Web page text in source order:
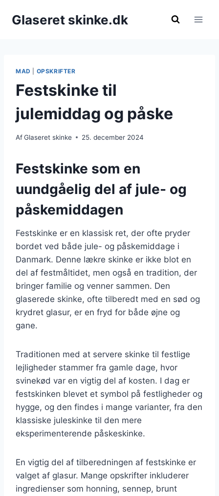
Glaseret skinke.dk
MAD OPSKRIFTER
Festskinke til
julemiddag og påske
AfGlaseret skinke 25. december 2024
Festskinke som en
uundgåelig del af jule- og
påskemiddagen
Festskinke er en klassisk ret, der ofte pryder
bordet ved både jule- og påskemiddage i
Danmark. Denne lækre skinke er ikke blot en
del af festmåltidet, men også en tradition, der
bringer familie og venner sammen. Den
glaserede skinke, ofte tilberedt med en sød og
krydret glasur, er en fryd for både øjne og
gane.
Traditionen med at servere skinke til festlige
lejligheder stammer fra gamle dage, hvor
svinekød var en vigtig del af kosten. I dag er
festskinken blevet et symbol på festligheder og
hygge, og den findes i mange varianter, fra den
klassiske juleskinke til den mere
eksperimenterende påskeskinke.
En vigtig del af tilberedningen af festskinke er
valget af glasur. Mange opskrifter inkluderer
ingredienser som honning, sennep, brunt